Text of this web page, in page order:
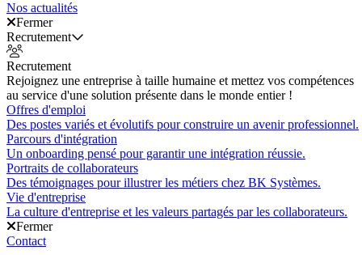
Nos actualités
Fermer
Recrutement
Recrutement
Rejoignez une entreprise à taille humaine et mettez vos compétences
au service d'une solution présente dans le monde entier !
Offres d'emploi
Des postes variés et évolutifs pour construire un avenir professionnel.
Parcours d'intégration
Un onboarding pensé pour garantir une intégration réussie.
Portraits de collaborateurs
Des témoignages pour illustrer les métiers chez BK Systèmes.
Vie d'entreprise
La culture d'entreprise et les valeurs partagés par les collaborateurs.
Fermer
Contact